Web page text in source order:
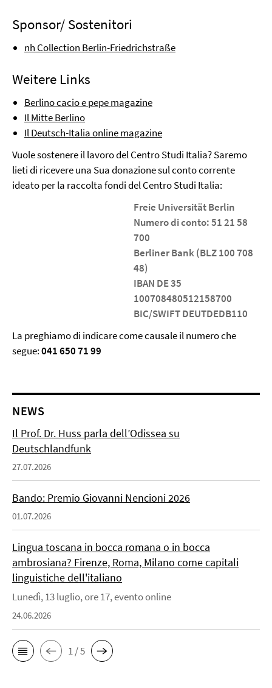
Sponsor/ Sostenitori
nh Collection Berlin-Friedrichstraße
Weitere Links
Berlino cacio e pepe magazine
Il Mitte Berlino
Il Deutsch-Italia online magazine
Vuole sostenere il lavoro del Centro Studi Italia? Saremo
lieti di ricevere una Sua donazione sul conto corrente
ideato per la raccolta fondi del Centro Studi Italia:
Freie Universität Berlin
Numero di conto: 51 21 58
700
Berliner Bank (BLZ 100 708
48)
IBAN DE 35
100708480512158700
BIC/SWIFT DEUTDEDB110
La preghiamo di indicare come causale il numero che
segue:041 650 71 99
NEWS
Il Prof. Dr. Huss parla dell’Odissea su
Deutschlandfunk
27.07.2026
Bando: Premio Giovanni Nencioni 2026
01.07.2026
Lingua toscana in bocca romana o in bocca
ambrosiana? Firenze, Roma, Milano come capitali
linguistiche dell'italiano
Lunedì, 13 luglio, ore 17, evento online
24.06.2026
1 / 5